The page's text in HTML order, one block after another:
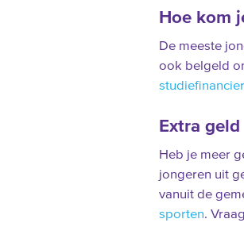
Hoe kom
De meeste
ook belgeld
Extra geld
Heb je meer
jongeren uit
vanuit de
sporten.